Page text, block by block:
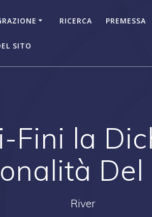
RICERCA PREMESSA
SITO
Fini la
Del
River